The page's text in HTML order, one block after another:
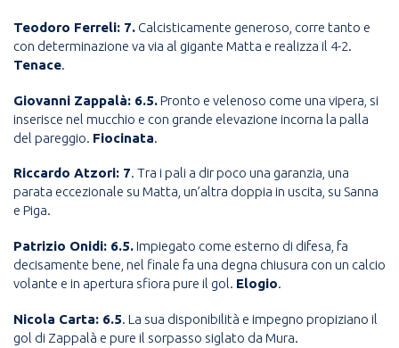
Teodoro Ferreli: 7. Calcisticamente generoso, corre tanto e
con determinazione va via al gigante Matta e realizza il 4-2.
Tenace.
Giovanni Zappalà: 6.5.Pronto e velenoso come una vipera, si
inserisce nel mucchio e con grande elevazione incorna la palla
del pareggio. Fiocinata.
Riccardo Atzori: 7. Tra i pali a dir poco una garanzia, una
parata eccezionale su Matta, un’altra doppia in uscita, su Sanna
e Piga.
Patrizio Onidi: 6.5.Impiegato come esterno di difesa, fa
decisamente bene, nel finale fa una degna chiusura con un calcio
volante e in apertura sfiora pure il gol. Elogio.
Nicola Carta: 6.5. La sua disponibilità e impegno propiziano il
gol di Zappalà e pure il sorpasso siglato da Mura.